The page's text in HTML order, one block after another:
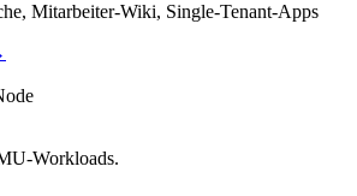
Mitarbeiter-Wiki, Single-Tenant-Apps
Workloads.